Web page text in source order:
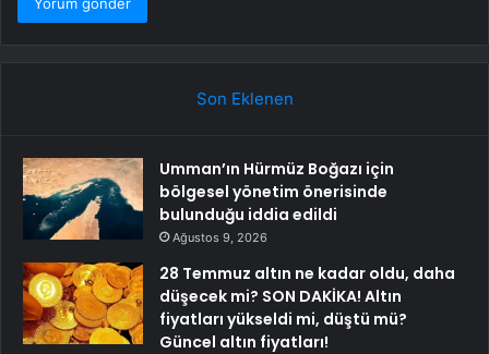
Son Eklenen
Umman’ın Hürmüz Boğazı için
bölgesel yönetim önerisinde
bulunduğu iddia edildi
Ağustos 9, 2026
28 Temmuz altın ne kadar oldu, daha
düşecek mi? SON DAKİKA! Altın
fiyatları yükseldi mi, düştü mü?
Güncel altın fiyatları!